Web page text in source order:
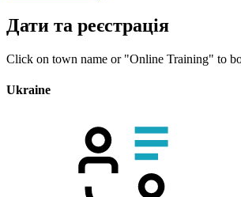
Дати та реєстрація
Click on town name or "Online Training" to
Ukraine